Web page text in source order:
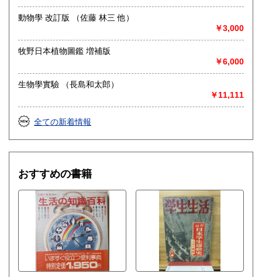
書籍の買取について
○出張買取は通常、東海圏のみ
※お売り頂ける本の量や質が見込める場合は関東〜近畿エリ
ア要相談
例
【大学の研究室の整理】
【遺品整理で古い紙モノや道具など価値の有無が分からない
ものがある】
【神社仏閣、蔵の整理、中国古典籍など査定にかなりの専門
知識を要する】
場合などお気軽にご相談ください。
-------------------------------------------
買取専用ダイヤル
050-3698-2626
-------------------------------------------
◎宅配買取◎
○30点より宅配送料無料
○梱包用ダンボールの無料送付可能
○買取金額の概算が知りたい方は、事前査定のサービスもぜひ
ご活用下さい。
動物學 改訂版 （佐藤 林三 他）
￥3,000
牧野日本植物圖鑑 増補版
￥6,000
生物學實驗 （長島和太郎）
￥11,111
全ての新着情報
おすすめの書籍